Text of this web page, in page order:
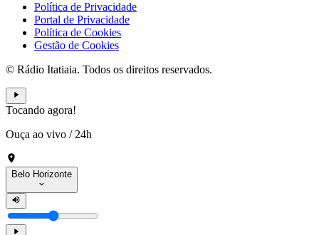
Política de Privacidade
Portal de Privacidade
Política de Cookies
Gestão de Cookies
© Rádio Itatiaia. Todos os direitos reservados.
Tocando agora!
Ouça ao vivo / 24h
Belo Horizonte